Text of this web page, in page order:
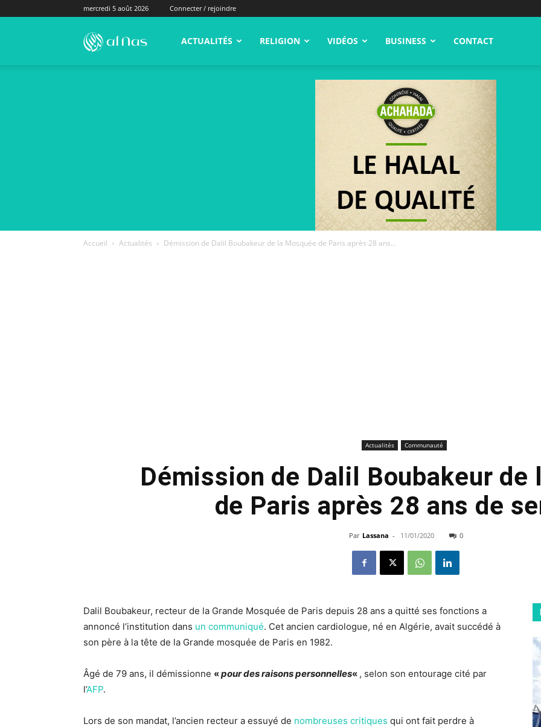
mercredi 5 août 2026 Connecter / rejoindre
alNas.fr ACTUALITÉS RELIGION VIDÉOS BUSINESS CONTACT
Accueil Actualités Démission de Dalil Boubakeur de la Mosquée de Paris après 28 ans...
Actualités Communauté
Démission de Dalil Boubakeur de
de Paris après 28 ans de
Par Lassana - 11/01/2020 0
Dalil Boubakeur, recteur de la Grande Mosquée de Paris depuis 28 ans a quitté ses fonctions a
annoncé l’institution dans un communiqué. Cet ancien cardiologue, né en Algérie, avait succédé à
son père à la tête de la Grande mosquée de Paris en 1982.
Âgé de 79 ans, il démissionne «pour des raisons personnelles« , selon son entourage cité par
l’AFP.
Lors de son mandat, l’ancien recteur a essuyé de nombreuses critiques qui ont fait perdre à